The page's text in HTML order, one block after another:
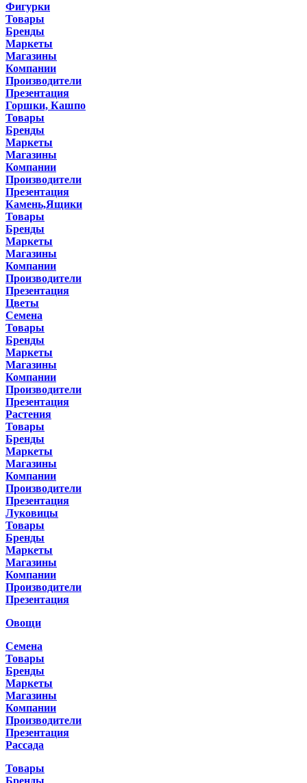
Фигурки
Товары
Бренды
Маркеты
Магазины
Компании
Производители
Презентация
Горшки, Кашпо
Товары
Бренды
Маркеты
Магазины
Компании
Производители
Презентация
Камень,Ящики
Товары
Бренды
Маркеты
Магазины
Компании
Производители
Презентация
Цветы
Семена
Товары
Бренды
Маркеты
Магазины
Компании
Производители
Презентация
Растения
Товары
Бренды
Маркеты
Магазины
Компании
Производители
Презентация
Луковицы
Товары
Бренды
Маркеты
Магазины
Компании
Производители
Презентация
Овощи
Семена
Товары
Бренды
Маркеты
Магазины
Компании
Производители
Презентация
Рассада
Товары
Бренды